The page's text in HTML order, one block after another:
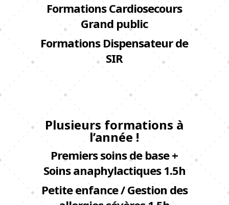
Formations Cardiosecours
Grand public
Formations Dispensateur de
SIR
Plusieurs formations à
l’année !
Premiers soins de base +
Soins anaphylactiques 1.5h
Petite enfance / Gestion des